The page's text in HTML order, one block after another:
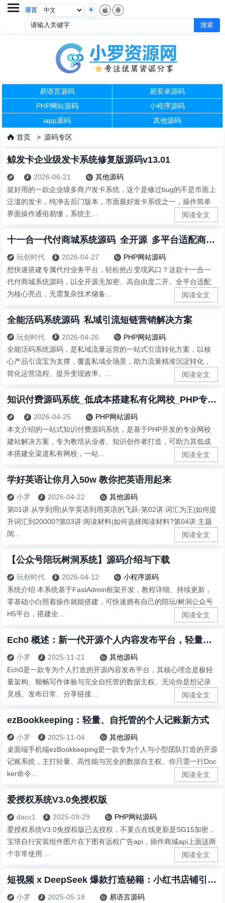
语言

易语言源码
易安卓源码
PHP网站源码
小程序源码
iapp源码
其他源码
 首页 >源码专区
鲸发卡企业级发卡系统修复版源码v13.01
  2026-06-21  其他源码
挺好用的一款企业级多商户发卡系统，这个是修过bug的不是市面上
泛滥的发卡，纯净去后门版本，市面最好发卡系统之一，操作简单
界面操作通俗易懂，系统主...
阅读全文
十一合一代付商城系统源码 全开源 多平台适配商用版
 玩创时代  2026-04-27  PHP网站源码
想快速搭建专属代付业务平台，轻松抢占变现风口？这款十一合一
代付商城系统源码，以全开源无加密、高自由度二开、全平台适配
为核心亮点，无需复杂技术储备...
阅读全文
全能活码系统源码 私域引流短链营销解决方案
 玩创时代  2026-04-26  PHP网站源码
全能活码系统源码，是私域流量运营的一站式引流转化方案，以核
心产品引流宝为支撑，覆盖私域全场景，助力流量精准沉淀转化，
简化运营流程、提升变现效率。...
阅读全文
知识付费源码系统_低成本搭建私有化网校_PHP专业建站方案
  2026-04-25  PHP网站源码
本文介绍的一站式知识付费源码系统，是基于PHP开发的专业网校
建站解决方案，专为教培从业者、知识创作者打造，可助力其低成
本搭建全渠道私有网校，一站...
阅读全文
学好英语让你月入50w 教你把英语用起来
 小罗  2026-04-22  其他源码
第01讲:从学到用|从学英语到用英语的飞跃-第02讲:词汇为王|如何提
升词汇到20000?第03讲:阅读材料|如何选择阅读材料?第04讲:主题
阅...
阅读全文
【公众号陪玩树洞系统】源码介绍与下载
 玩创时代  2026-04-12  小程序源码
系统介绍 本系统基于FastAdmin框架开发，教程详细、持续更新，
零基础小白照着操作就能搭建，可快速拥有自己的陪玩/树洞公众号
H5平台，搭建全...
阅读全文
Ech0 概述：新一代开源个人内容发布平台，轻量、自托管的数据主权方案
 小罗  2025-11-21  其他源码
Ech0是一款专为个人打造的开源内容发布平台，其核心理念是极轻
量架构、顺畅写作体验与完全自托管的数据主权。无论你是想记录
灵感、发布日常、分享链接...
阅读全文
ezBookkeeping：轻量、自托管的个人记账新方式
 小罗  2025-11-04  其他源码
桌面端手机端ezBookkeeping是一款专为个人与小型团队打造的开源
记账系统，主打轻量、高性能与完全的数据自主权。你只需一行Doc
ker命令...
阅读全文
爱授权系统V3.0免授权版
 dacc1  2025-09-29  PHP网站源码
爱授权系统V3.0免授权版已去授权，不要点在线更新是SG15加密，
宝塔自行安装组件图片在下图有远程广告api，插件商城api上面这两
个非常使用 ...
阅读全文
短视频 x DeepSeek 爆款打造秘籍：小红书店铺引爆流量最强干货
 小罗  2025-05-18  易语言源码